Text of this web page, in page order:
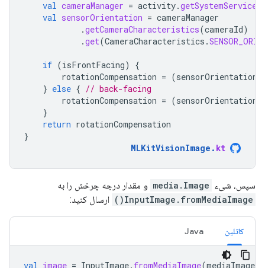
val cameraManager = activity.getSystemService
val sensorOrientation = cameraManager
.getCameraCharacteristics(cameraId)
.get(CameraCharacteristics .
if (isFrontFacing)
{
rotationCompensation = (sensorOrientation
} else { // back-facing
rotationCompensation = (sensorOrientation
}
return rotationCompensation
}
MLKitVisionImage . kt
سپس، شیء media.Image و مقدار درجه چرخش را به
InputImage.fromMediaImage()
ارسال کنید:
کاتلین Java
val image = InputImage. fromMediaImage(mediaImage